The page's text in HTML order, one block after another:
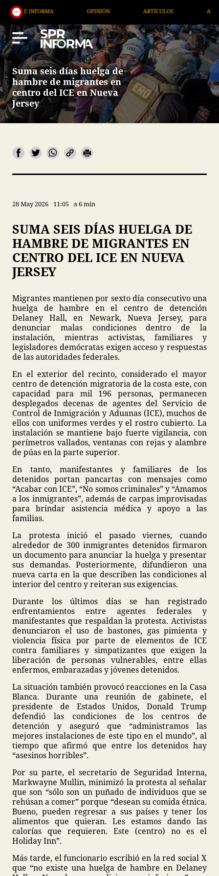
OPINIÓN ARTÍCULOS ARTE /
Suma seis días huelga de
hambre de migrantes en
centro del ICE en Nueva
Jersey
28 May 2026 11:05 6 min
SUMA SEIS DÍAS HUELGA DE
HAMBRE DE MIGRANTES EN
CENTRO DEL ICE EN NUEVA
JERSEY
Migrantes mantienen por sexto día consecutivo una
huelga de hambre en el centro de detención
Delaney Hall, en Newark, Nueva Jersey, para
denunciar malas condiciones dentro de la
instalación, mientras activistas, familiares y
legisladores demócratas exigen acceso y respuestas
de las autoridades federales.
En el exterior del recinto, considerado el mayor
centro de detención migratoria de la costa este, con
capacidad para mil 196 personas, permanecen
desplegados decenas de agentes del Servicio de
Control de Inmigración y Aduanas (ICE), muchos de
ellos con uniformes verdes y el rostro cubierto. La
instalación se mantiene bajo fuerte vigilancia, con
perímetros vallados, ventanas con rejas y alambre
de púas en la parte superior.
En tanto, manifestantes y familiares de los
detenidos portan pancartas con mensajes como
“Acabar con ICE”, “No somos criminales” y “Amamos
a los inmigrantes”, además de carpas improvisadas
para brindar asistencia médica y apoyo a las
familias.
La protesta inició el pasado viernes, cuando
alrededor de 300 inmigrantes detenidos firmaron
un documento para anunciar la huelga y presentar
sus demandas. Posteriormente, difundieron una
nueva carta en la que describen las condiciones al
interior del centro y reiteran sus exigencias.
Durante los últimos días se han registrado
enfrentamientos entre agentes federales y
manifestantes que respaldan la protesta. Activistas
denunciaron el uso de bastones, gas pimienta y
violencia física por parte de elementos de ICE
contra familiares y simpatizantes que exigen la
liberación de personas vulnerables, entre ellas
enfermos, embarazadas y jóvenes detenidos.
La situación también provocó reacciones en la Casa
Blanca. Durante una reunión de gabinete, el
presidente de Estados Unidos, Donald Trump
defendió las condiciones de los centros de
detención y aseguró que “administramos las
mejores instalaciones de este tipo en el mundo”, al
tiempo que afirmó que entre los detenidos hay
“asesinos horribles”.
Por su parte, el secretario de Seguridad Interna,
Markwayne Mullin, minimizó la protesta al señalar
que son “sólo son un puñado de individuos que se
rehúsan a comer” porque “desean su comida étnica.
Bueno, pueden regresar a sus países y tener los
alimentos que quieran. Les estamos dando las
calorías que requieren. Este (centro) no es el
Holiday Inn”.
Más tarde, el funcionario escribió en la red social X
que “no existe una huelga de hambre en Delaney